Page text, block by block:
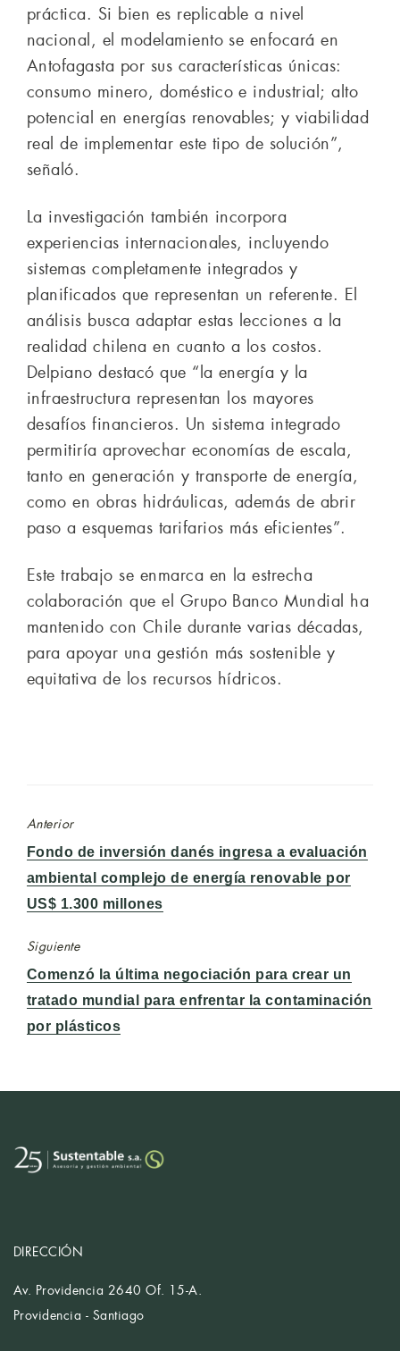
práctica. Si bien es replicable a nivel
nacional, el modelamiento se enfocará en
Antofagasta por sus características únicas:
consumo minero, doméstico e industrial; alto
potencial en energías renovables; y viabilidad
real de implementar este tipo de solución”,
señaló.
La investigación también incorpora
experiencias internacionales, incluyendo
sistemas completamente integrados y
planificados que representan un referente. El
análisis busca adaptar estas lecciones a la
realidad chilena en cuanto a los costos.
Delpiano destacó que “la energía y la
infraestructura representan los mayores
desafíos financieros. Un sistema integrado
permitiría aprovechar economías de escala,
tanto en generación y transporte de energía,
como en obras hidráulicas, además de abrir
paso a esquemas tarifarios más eficientes”.
Este trabajo se enmarca en la estrecha
colaboración que el Grupo Banco Mundial ha
mantenido con Chile durante varias décadas,
para apoyar una gestión más sostenible y
equitativa de los recursos hídricos.
Anterior
Entrada
anterior:
Fondo de inversión danés ingresa a evaluación
ambiental complejo de energía renovable por
US$ 1.300 millones
Siguiente
Entrada
siguiente:
Comenzó la última negociación para crear un
tratado mundial para enfrentar la contaminación
por plásticos
DIRECCIÓN
Av. Providencia 2640 Of. 15-A.
Providencia - Santiago